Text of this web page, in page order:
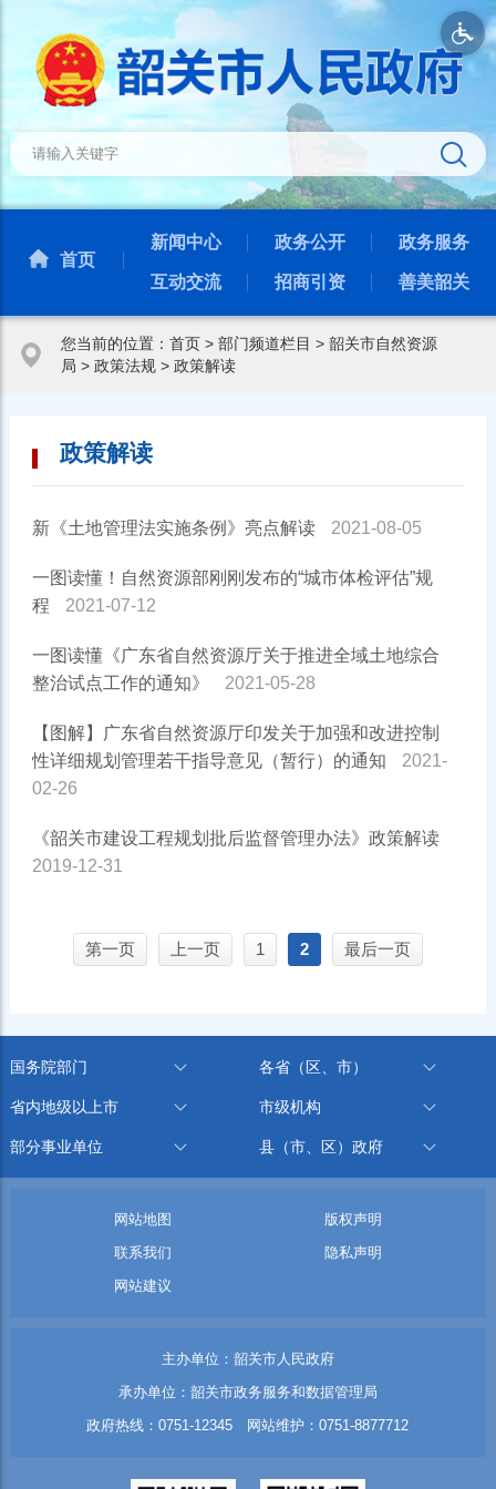
首页
新闻中心 政务公开 政务服务
互动交流 招商引资 善美韶关
您当前的位置： 首页> 部门频道栏目 > 韶关市自然资源
局 > 政策法规> 政策解读
政策解读
新《土地管理法实施条例》亮点解读 2021-08-05
一图读懂！自然资源部刚刚发布的“城市体检评估”规
程
2021-07-12
一图读懂《广东省自然资源厅关于推进全域土地综合
整治试点工作的通知》
2021-05-28
【图解】广东省自然资源厅印发关于加强和改进控制
性详细规划管理若干指导意见（暂行）的通知
2021-
02-26
《韶关市建设工程规划批后监督管理办法》政策解读
2019-12-31
第一页 上一页 1 2 最后一页
国务院部门 各省（区、市）
省内地级以上市 市级机构
部分事业单位 县（市、区）政府
网站地图
版权声明
联系我们
隐私声明
网站建议
主办单位：韶关市人民政府
承办单位：韶关市政务服务和数据管理局
政府热线：0751-12345 网站维护：0751-8877712